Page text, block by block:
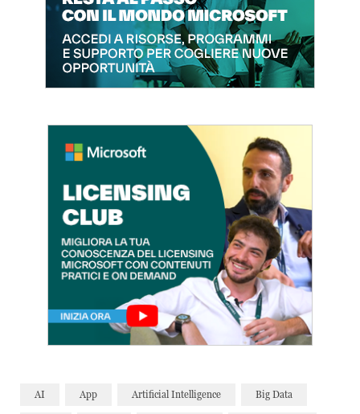
AI App Artificial Intelligence Big Data